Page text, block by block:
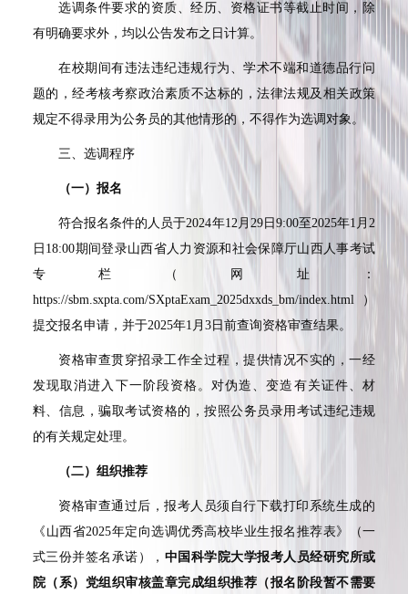
选调条件要求的资质、经历、资格证书等截止时间，除
有明确要求外，均以公告发布之日计算。
在校期间有违法违纪违规行为、学术不端和道德品行问
题的，经考核考察政治素质不达标的，法律法规及相关政策
规定不得录用为公务员的其他情形的，不得作为选调对象。
三、选调程序
（一）报名
符合报名条件的人员于2024年12月 29日 9:00至2025年1 月2
日 18:00期间登录山西省人力资源和社会保障厅山西人事考试
专栏（网址：
https://sbm.sxpta.com/SXptaExam_2025dxxds_bm/index.html ）
提交报名申请，并于2025年1 月 3 日前查询资格审查结果。
资格审查贯穿招录工作全过程，提供情况不实的，一经
发现取消进入下一阶段资格。对伪造、变造有关证件、材
料、信息，骗取考试资格的，按照公务员录用考试违纪违规
的有关规定处理。
（二）组织推荐
资格审查通过后，报考人员须自行下载打印系统生成的
《山西省2025年定向选调优秀高校毕业生报名推荐表》（一
式三份并签名承诺）， 中国科学院大学报考人员经研究所或
院（系）党组织审核盖章完成组织推荐（报名阶段暂不需要